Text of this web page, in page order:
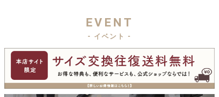
EVENT
- イベント -